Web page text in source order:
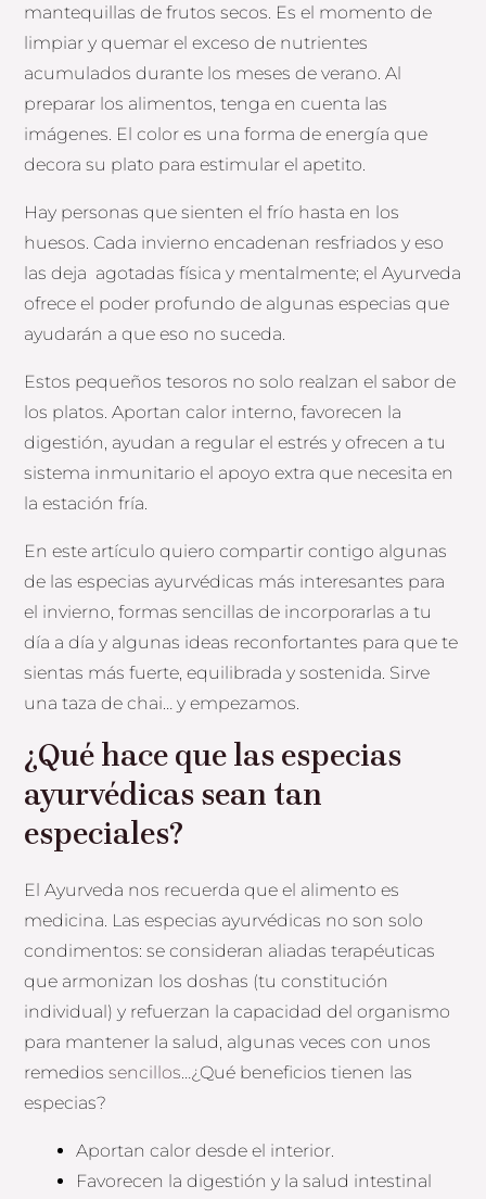
mantequillas de frutos secos. Es el momento de
limpiar y quemar el exceso de nutrientes
acumulados durante los meses de verano. Al
preparar los alimentos, tenga en cuenta las
imágenes. El color es una forma de energía que
decora su plato para estimular el apetito.
Hay personas que sienten el frío hasta en los
huesos. Cada invierno encadenan resfriados y eso
las deja agotadas física y mentalmente; el Ayurveda
ofrece el poder profundo de algunas especias que
ayudarán a que eso no suceda.
Estos pequeños tesoros no solo realzan el sabor de
los platos. Aportan calor interno, favorecen la
digestión, ayudan a regular el estrés y ofrecen a tu
sistema inmunitario el apoyo extra que necesita en
la estación fría.
En este artículo quiero compartir contigo algunas
de las especias ayurvédicas más interesantes para
el invierno, formas sencillas de incorporarlas a tu
día a día y algunas ideas reconfortantes para que te
sientas más fuerte, equilibrada y sostenida. Sirve
una taza de chai… y empezamos.
¿Qué hace que las especias
ayurvédicas sean tan
especiales?
El Ayurveda nos recuerda que el alimento es
medicina. Las especias ayurvédicas no son solo
condimentos: se consideran aliadas terapéuticas
que armonizan los doshas (tu constitución
individual) y refuerzan la capacidad del organismo
para mantener la salud, algunas veces con unos
remedios sencillos …¿Qué beneficios tienen las
especias?
Aportan calor desde el interior.
Favorecen la digestión y la salud intestinal